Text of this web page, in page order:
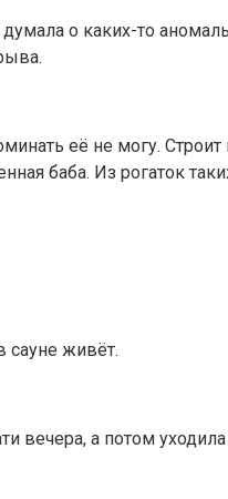
о каких-то
её не могу.
баба. Из рогаток
сауне живёт.
вечера, а потом